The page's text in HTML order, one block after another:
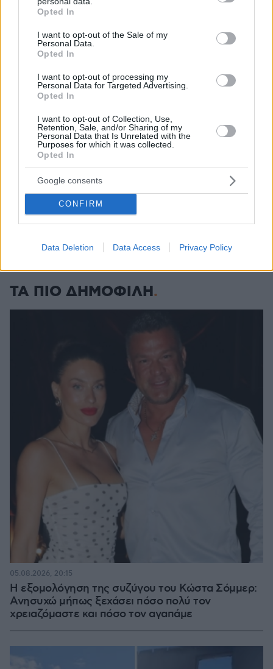
grant or deny consent to Google and its third-party tags to
use your data for below specified purposes in below Google
consent section.
Opted In
I want to opt-out of the Sale of my
Personal Data.
Opted In
I want to opt-out of processing my
Personal Data for Targeted Advertising.
Opted In
I want to opt-out of Collection, Use,
Retention, Sale, and/or Sharing of my
Personal Data that Is Unrelated with the
Purposes for which it was collected.
Opted In
Google consents
CONFIRM
Data Deletion Data Access Privacy Policy
«Χρυσά» θωρηκτά: Έως 275 δισ. δολάρια θα κοστίσει ο
Τόφου: Τι είναι και πώς μαγειρεύεται το «τυρί σόγιας», η
06.08.2026, 01:00
Στήριξη στον Ινφαντίνο από τη διοίκηση της FIFA παρά
06.08.2026, 00:58
Μαύρη Θάλασσα: Πλήγμα από drone στο φορτηγό πλοίο
«Emil» ανοικτά της Ουκρανίας
06.08.2026, 00:31
Γερμανικός Ποιμενικός και λύκος: Πού διαφέρουν τα
δύο αυτά ζώα
06.08.2026, 00:30
ΤΑ ΠΙΟ ΔΗΜΟΦΙΛΗ
Η εξομολόγηση της συζύγου του Κώστα Σόμμερ:
Ανησυχώ μήπως ξεχάσει πόσο πολύ τον
χρειαζόμαστε και πόσο τον αγαπάμε
05.08.2026, 20:15